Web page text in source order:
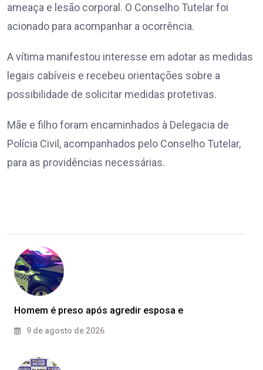
ameaça e lesão corporal. O Conselho Tutelar foi
acionado para acompanhar a ocorrência.
A vítima manifestou interesse em adotar as medidas
legais cabíveis e recebeu orientações sobre a
possibilidade de solicitar medidas protetivas.
Mãe e filho foram encaminhados à Delegacia de
Polícia Civil, acompanhados pelo Conselho Tutelar,
para as providências necessárias.
Homem é preso após agredir esposa e
9 de agosto de 2026